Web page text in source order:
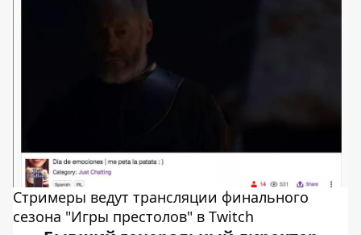
Стримеры ведут трансляции финального
сезона "Игры престолов" в Twitch